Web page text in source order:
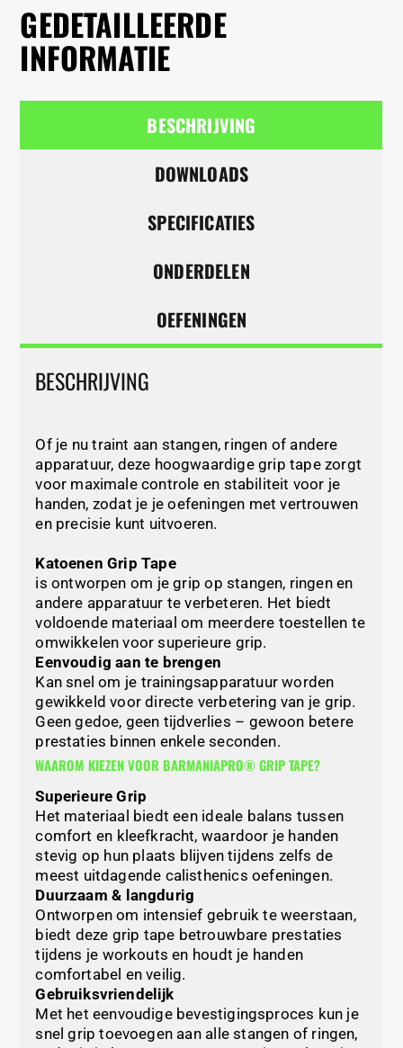
GEDETAILLEERDE
INFORMATIE
BESCHRIJVING
DOWNLOADS
SPECIFICATIES
ONDERDELEN
OEFENINGEN
BESCHRIJVING
Of je nu traint aan stangen, ringen of andere
apparatuur, deze hoogwaardige grip tape zorgt
voor maximale controle en stabiliteit voor je
handen, zodat je je oefeningen met vertrouwen
en precisie kunt uitvoeren.
Katoenen Grip Tape
is ontworpen om je grip op stangen, ringen en
andere apparatuur te verbeteren. Het biedt
voldoende materiaal om meerdere toestellen te
omwikkelen voor superieure grip.
Eenvoudig aan te brengen
Kan snel om je trainingsapparatuur worden
gewikkeld voor directe verbetering van je grip.
Geen gedoe, geen tijdverlies – gewoon betere
prestaties binnen enkele seconden.
WAAROM KIEZEN VOOR BARMANIAPRO® GRIP TAPE?
Superieure Grip
Het materiaal biedt een ideale balans tussen
comfort en kleefkracht, waardoor je handen
stevig op hun plaats blijven tijdens zelfs de
meest uitdagende calisthenics oefeningen.
Duurzaam & langdurig
Ontworpen om intensief gebruik te weerstaan,
biedt deze grip tape betrouwbare prestaties
tijdens je workouts en houdt je handen
comfortabel en veilig.
Gebruiksvriendelijk
Met het eenvoudige bevestigingsproces kun je
snel grip toevoegen aan alle stangen of ringen,